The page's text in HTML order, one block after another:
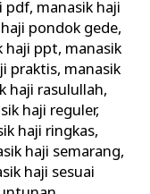
pdf, manasik haji
pondok gede,
haji ppt, manasik
praktis, manasik
haji rasulullah,
haji reguler,
haji ringkas,
haji semarang,
haji sesuai